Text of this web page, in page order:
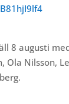
8 augusti
Ola Nilsson,